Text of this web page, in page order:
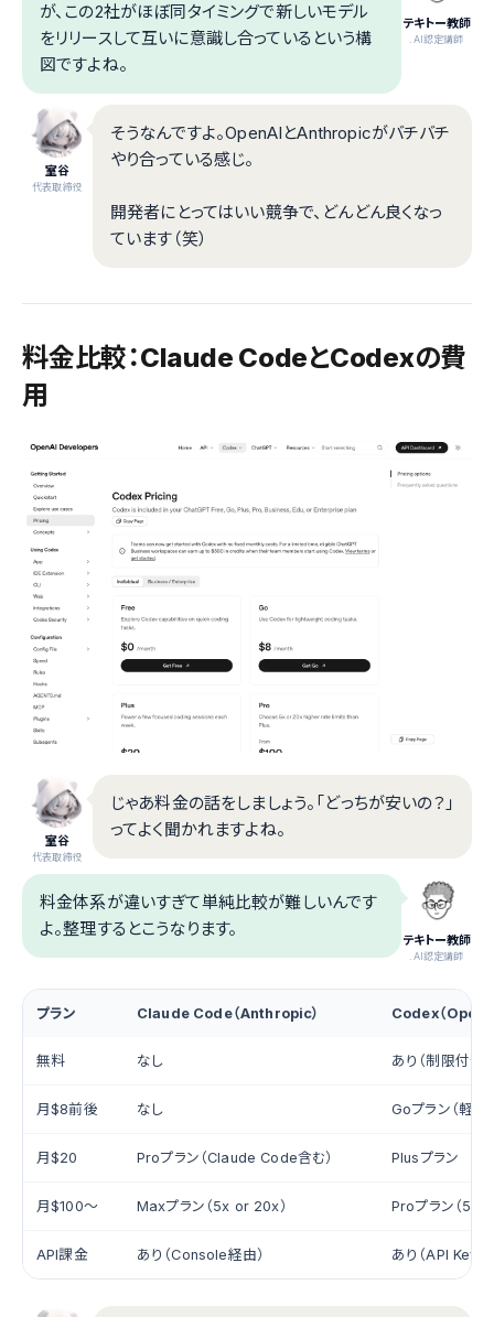
テキトー教師
.AI認定講師
が、この2社がほぼ同タイミングで新しいモデル
をリリースして互いに意識し合っているという構
図ですよね。
室谷
代表取締役
そうなんですよ。OpenAIとAnthropicがバチバチ
やり合っている感じ。
開発者にとってはいい競争で、どんどん良くなっ
ています（笑）
料金比較：Claude CodeとCodexの費
用
室谷
代表取締役
じゃあ料金の話をしましょう。「どっちが安いの？」
ってよく聞かれますよね。
テキトー教師
.AI認定講師
料金体系が違いすぎて単純比較が難しいんです
よ。整理するとこうなります。
プラン Claude Code（Anthropic） Codex（
無料 なし あり（制限付き）
月$8前後 なし Goプラン（軽量
月$20 Proプラン（Claude Code含む） Plusプラン
月$100〜 Maxプラン（5x or 20x） Proプラン（5x
API課金 あり（Console経由） あり（API Key経